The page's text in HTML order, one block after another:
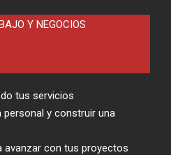
Y NEGOCIOS
tus servicios
y construir una
avanzar con tus proyectos